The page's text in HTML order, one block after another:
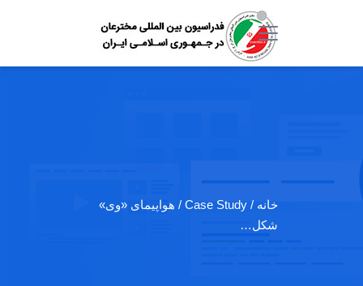
خانه
/ Case Study / هواپیمای «وی»
شکل…